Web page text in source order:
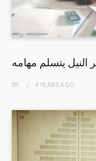
النيل يتسلم مهامه
BY 4 YEARSAGO